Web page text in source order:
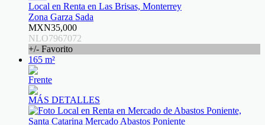
Local en Renta en Las Brisas, Monterrey
Zona Garza Sada
MXN35,000
NLO7967072
+/- Favorito
165 m²
Frente
MÁS DETALLES